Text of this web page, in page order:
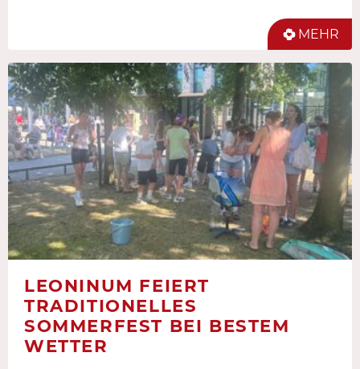
MEHR
LEONINUM FEIERT
TRADITIONELLES
SOMMERFEST BEI BESTEM
WETTER